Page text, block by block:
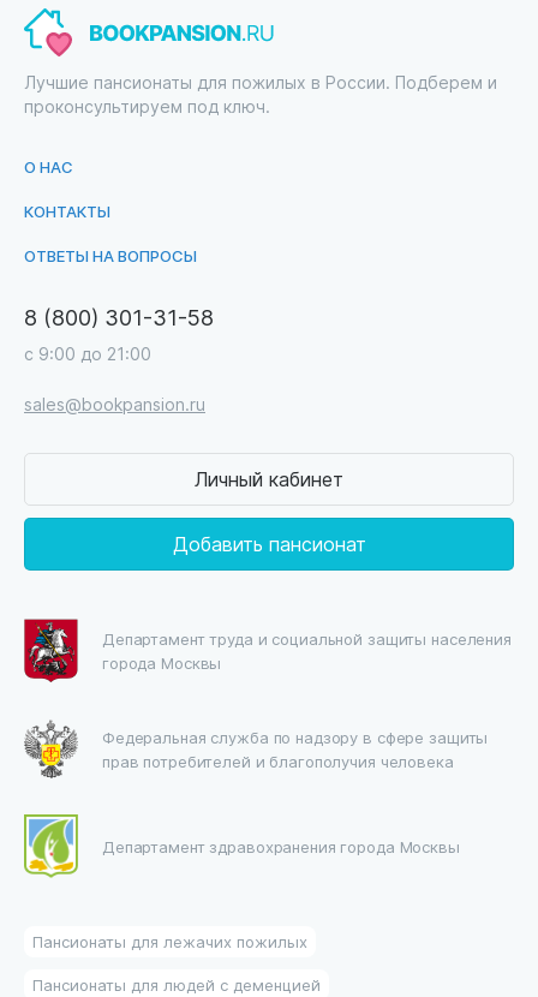
Лучшие пансионаты для пожилых в России. Подберем и
проконсультируем под ключ.
О НАС
КОНТАКТЫ
ОТВЕТЫ НА ВОПРОСЫ
8 (800) 301-31-58
с 9:00 до 21:00
sales@bookpansion.ru
Личный кабинет
Добавить пансионат
Департамент труда и социальной защиты населения
города Москвы
Федеральная служба по надзору в сфере защиты
прав потребителей и благополучия человека
Департамент здравохранения города Москвы
Пансионаты для лежачих пожилых
Пансионаты для людей с деменцией